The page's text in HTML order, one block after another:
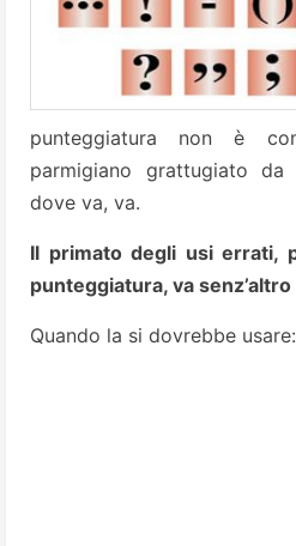
punteggiatura non è
parmigiano grattugiato
dove va, va.
Il primato degli usi errati,
punteggiatura, va
Quando la si dovrebbe usare: